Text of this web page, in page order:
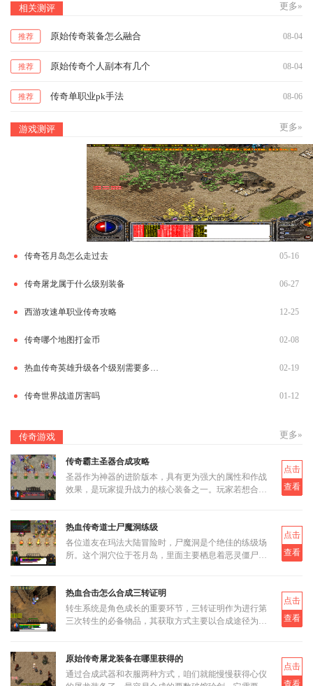
相关测评 更多»
推荐 原始传奇装备怎么融合 08-04
推荐 原始传奇个人副本有几个 08-04
推荐 传奇单职业pk手法 08-06
游戏测评 更多»
传奇苍月岛怎么走过去 05-16
传奇屠龙属于什么级别装备 06-27
西游攻速单职业传奇攻略 12-25
传奇哪个地图打金币 02-08
热血传奇英雄升级各个级别需要多少经验 02-19
传奇世界战道厉害吗 01-12
传奇游戏 更多»
传奇霸主圣器合成攻略
圣器作为神器的进阶版本，具有更为强大的属性和作战
效果，是玩家提升战力的核心装备之一。玩家若想合成
点击
查看
热血传奇道士尸魔洞练级
各位道友在玛法大陆冒险时，尸魔洞是个绝佳的练级场
所。这个洞穴位于苍月岛，里面主要栖息着恶灵僵尸和
点击
查看
热血合击怎么合成三转证明
转生系统是角色成长的重要环节，三转证明作为进行第
三次转生的必备物品，其获取方式主要以合成途径为
点击
查看
原始传奇屠龙装备在哪里获得的
通过合成武器和衣服两种方式，咱们就能慢慢获得心仪
点击
查看